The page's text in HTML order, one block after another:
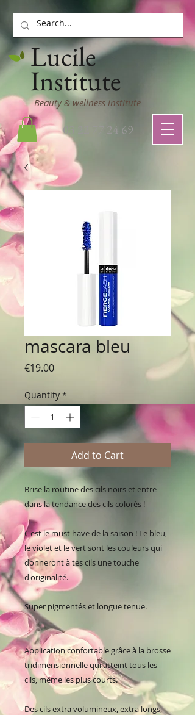
Lucile
Institute
Beauty & wellness institute
03 22 77 24 69
mascara bleu
€19.00Price
Quantity *
Add to Cart
Brise la routine des cils noirs et entre
dans la tendance des cils colorés !
C'est le must have de la saison ! Le bleu,
le violet et le vert sont les couleurs qui
donneront à tes cils une touche
d'originalité.
Super pigmentés et longue tenue.
Application confortable grâce à la brosse
tridimensionnelle qui atteint tous les
cils, même les plus courts.
Des cils extra volumineux, extra longs,